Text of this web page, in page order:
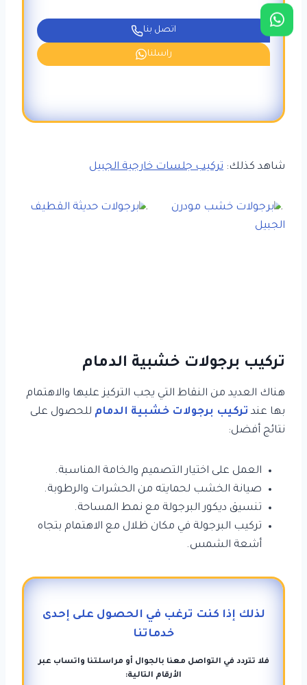
اتصل بنا
راسلنا
شاهد كذلك: تركيب جلسات خارجية الجبيل
تركيب برجولات خشبية الدمام
هناك العديد من النقاط التي يجب التركيز عليها والاهتمام
بها عند تركيب برجولات خشبية الدمام للحصول على
نتائج أفضل:
العمل على اختيار التصميم والخامة المناسبة.
صيانة الخشب لحمايته من الحشرات والرطوبة.
تنسيق ديكور البرجولة مع نمط المساحة.
تركيب البرجولة في مكان ظلال مع الاهتمام بتجاه
أشعة الشمس.
لذلك إذا كنت ترغب في الحصول على إحدى
خدماتنا
فلا تتردد في التواصل معنا بالجوال أو مراسلتنا واتساب عبر
الأرقام التالية: